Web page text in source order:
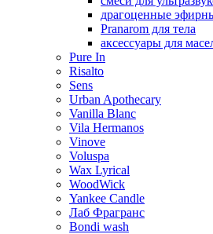
драгоценные
Pranarom для тела
аксессуары для
Pure In
Risalto
Sens
Urban Apothecary
Vanilla Blanc
Vila Hermanos
Vinove
Voluspa
Wax Lyrical
WoodWick
Yankee Candle
Лаб Фрагранс
Bondi wash